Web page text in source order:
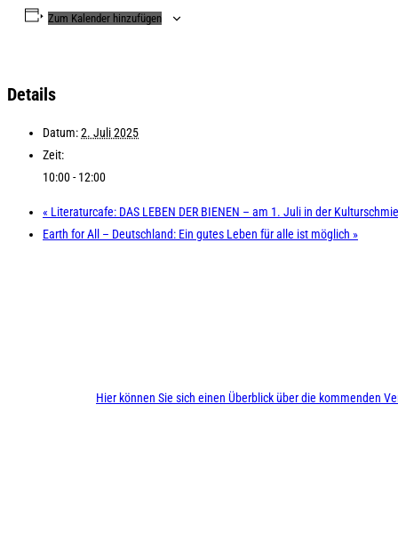
Zum Kalender hinzufügen
Details
Datum:2. Juli 2025
Zeit:
10:00 - 12:00
« Literaturcafe: DAS LEBEN DER BIENEN – am 1. Juli in der
Earth for All – Deutschland: Ein gutes Leben für alle ist möglich »
Hier können Sie sich einen Überblick über die kommenden